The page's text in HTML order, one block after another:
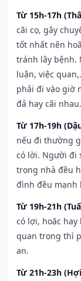
Từ 15h-17h
cãi cọ, gây
tốt nhất nên
tránh lây bệnh.
luận, việc
phải đi vào giờ
đả hay cãi nhau.
Từ 17h-19h
nếu đi thường
có lời. Người đi
trong nhà đều
đình đều mạnh
Từ 19h-21h
có lợi, hoặc
quan trọng thì
an.
Từ 21h-23h